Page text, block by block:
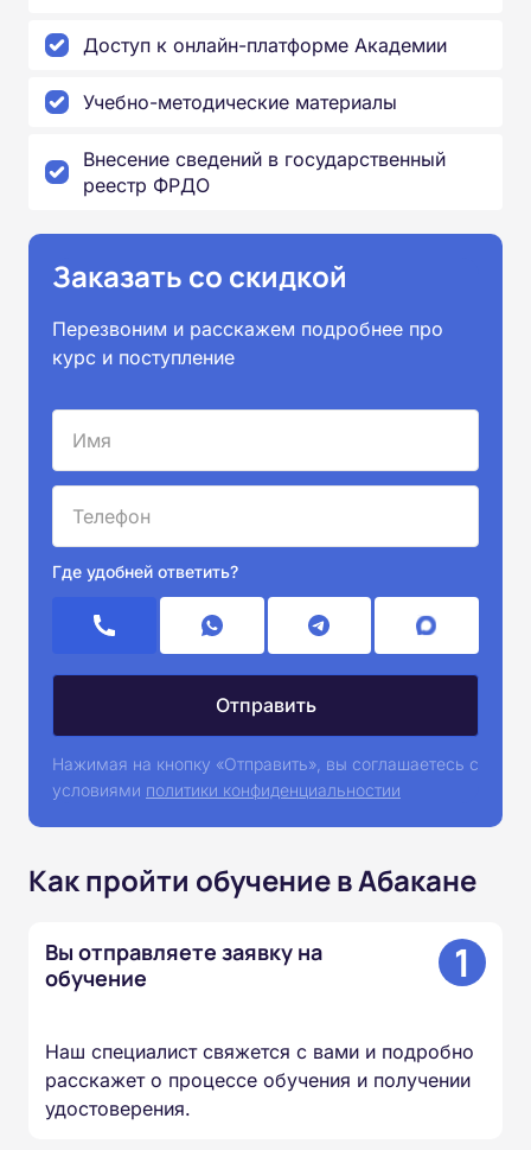
Доступ к онлайн-платформе Академии
Учебно-методические материалы
Внесение сведений в государственный
реестр ФРДО
Заказать со скидкой
Перезвоним и расскажем подробнее про
курс и поступление
Где удобней ответить?
Нажимая на кнопку «Отправить», вы соглашаетесь с
условиями политики конфиденциальностии
Как пройти обучение в Абакане
Вы отправляете заявку на
обучение
1
Наш специалист свяжется с вами и подробно
расскажет о процессе обучения и получении
удостоверения.